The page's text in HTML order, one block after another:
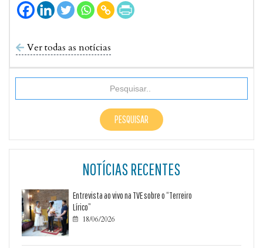
 Ver todas as notícias
NOTÍCIAS RECENTES
Entrevista ao vivo na TVE sobre o “Terreiro
Lírico”
 18/06/2026